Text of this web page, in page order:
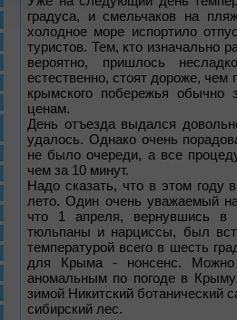
градуса, и смельчаков на
холодное море испортило
туристов. Тем, кто изначально
вероятно, пришлось
естественно, стоят дороже, чем
крымского побережья
ценам.
День отъезда выдался
удалось. Однако очень
не было очереди, а все
чем за 10 минут.
Надо сказать, что в этом
лето. Один очень уважаемый
что 1 апреля, вернувшись
тюльпаны и нарциссы, был
температурой всего в шесть
для Крыма - нонсенс. Можно
аномальным по погоде в
зимой Никитский ботанический
сибирский лес.